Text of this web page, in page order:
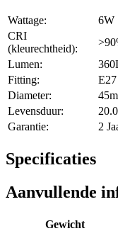
Wattage: 6W
CRI
(kleurechtheid):
Lumen:
Fitting:
E27
Diameter:
Levensduur:
Garantie:
2
Specificaties
Aanvullende
Gewicht